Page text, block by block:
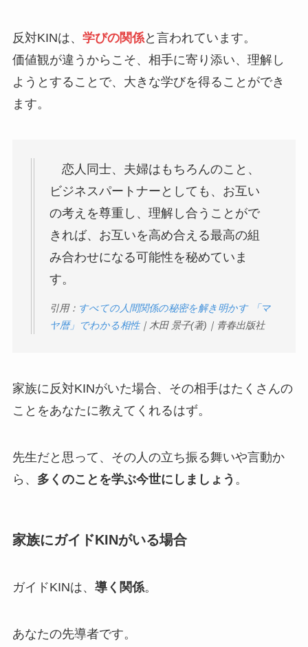
反対KINは、 学びの関係と言われています。
価値観が違うからこそ、相手に寄り添い、理解し
ようとすることで、大きな学びを得ることができ
ます。
恋人同士、夫婦はもちろんのこと、
ビジネスパートナーとしても、お互い
の考えを尊重し、理解し合うことがで
きれば、お互いを高め合える最高の組
み合わせになる可能性を秘めていま
す。
引用： すべての人間関係の秘密を解き明かす 「マ
ヤ暦」でわかる相性｜木田 景子(著)｜青春出版社
家族に反対KINがいた場合、その相手はたくさんの
ことをあなたに教えてくれるはず。
先生だと思って、その人の立ち振る舞いや言動か
ら、 多くのことを学ぶ今世にしましょう 。
家族にガイドKINがいる場合
ガイドKINは、 導く関係。
あなたの先導者です。